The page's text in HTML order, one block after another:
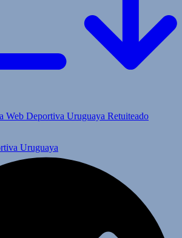
Web Deportiva Uruguaya Retuiteado
Uruguaya